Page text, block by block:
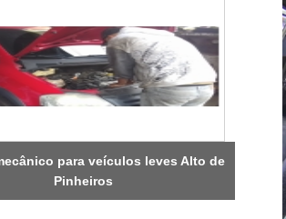
para veículos leves Alto de
Pinheiros